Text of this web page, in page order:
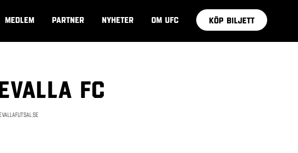
MEDLEM PARTNER NYHETER OM UFC KÖP BILJETT
FC